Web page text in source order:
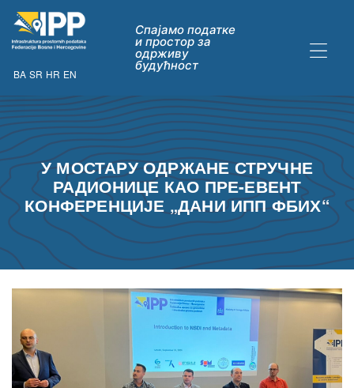
BA SR HR EN
Спајамо податке
и простор за
одрживу
будућност
У МОСТАРУ ОДРЖАНЕ СТРУЧНЕ
РАДИОНИЦЕ КАО ПРЕ-ЕВЕНТ
КОНФЕРЕНЦИЈЕ „ДАНИ ИПП ФБИХ“